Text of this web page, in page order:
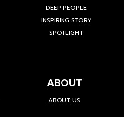
DEEP PEOPLE
INSPIRING STORY
SPOTLIGHT
ABOUT
ABOUT US